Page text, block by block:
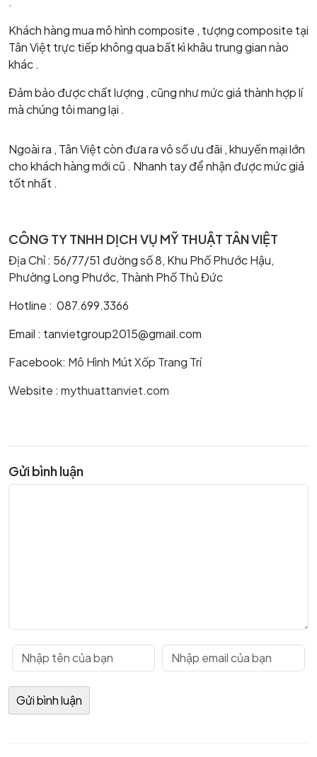
Khách hàng mua mô hình composite , tượng composite tại
Tân Việt trực tiếp không qua bất kì khâu trung gian nào
khác .
Đảm bảo được chất lượng , cũng như mức giá thành hợp lí
mà chúng tôi mang lại .
Ngoài ra , Tân Việt còn đưa ra vô số ưu đãi , khuyến mại lớn
cho khách hàng mới cũ . Nhanh tay để nhận được mức giá
tốt nhất .
CÔNG TY TNHH DỊCH VỤ MỸ THUẬT TÂN VIỆT
Địa Chỉ : 56/77/51 đường số 8, Khu Phố Phước Hậu,
Phường Long Phước, Thành Phố Thủ Đức
Hotline : 087.699.3366
Email : tanvietgroup2015@gmail.com
Facebook: Mô Hình Mút Xốp Trang Trí
Website : mythuattanviet.com
Gửi bình luận